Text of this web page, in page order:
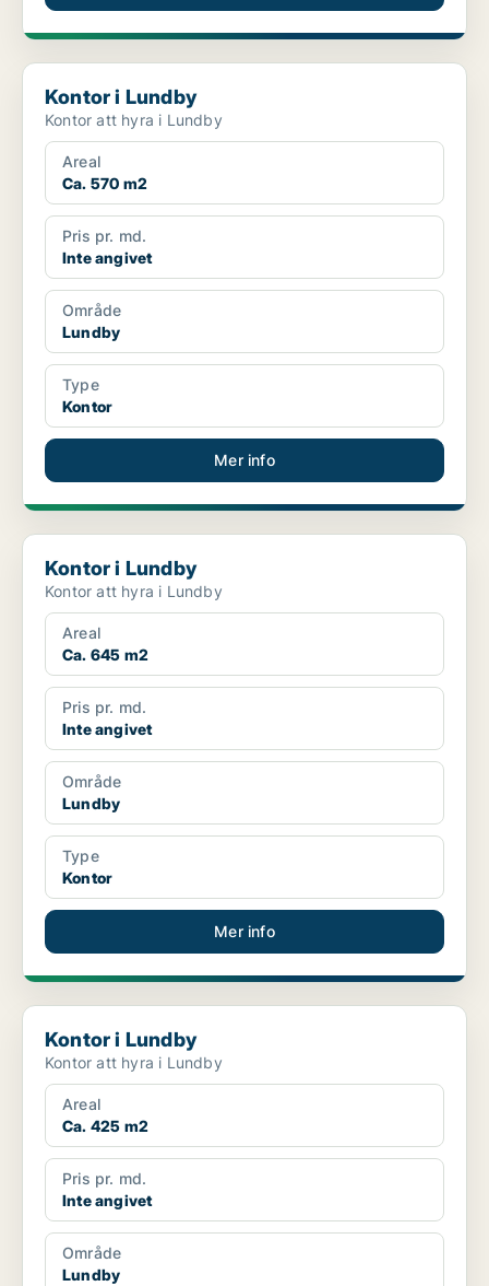
Kontor i Lundby
Kontor i Lundby
Kontor att hyra i Lundby
Areal
Ca. 570 m2
Pris pr. md.
Inte angivet
Område
Lundby
Type
Kontor
Mer info
Kontor i Lundby
Kontor i Lundby
Kontor att hyra i Lundby
Areal
Ca. 645 m2
Pris pr. md.
Inte angivet
Område
Lundby
Type
Kontor
Mer info
Kontor i Lundby
Kontor i Lundby
Kontor att hyra i Lundby
Areal
Ca. 425 m2
Pris pr. md.
Inte angivet
Område
Lundby